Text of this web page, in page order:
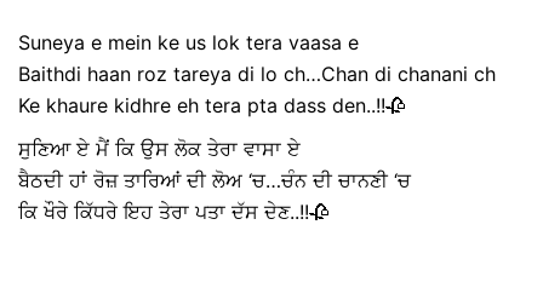
Suneya e mein ke us lok tera vaasa e
Baithdi haan roz tareya di lo ch…Chan di chanani ch
Ke khaure kidhre eh tera pta dass den..!!🥀
ਸੁਣਿਆ ਏ ਮੈਂ ਕਿ ਉਸ ਲੋਕ ਤੇਰਾ ਵਾਸਾ ਏ
ਬੈਠਦੀ ਹਾਂ ਰੋਜ਼ ਤਾਰਿਆਂ ਦੀ ਲੋਅ ‘ਚ…ਚੰਨ ਦੀ ਚਾਨਣੀ ‘ਚ
ਕਿ ਖੌਰੇ ਕਿੱਧਰੇ ਇਹ ਤੇਰਾ ਪਤਾ ਦੱਸ ਦੇਣ..!!🥀